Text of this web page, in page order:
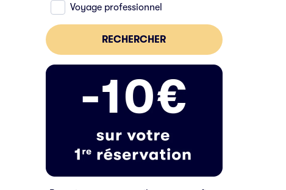
Voyage professionnel
RECHERCHER